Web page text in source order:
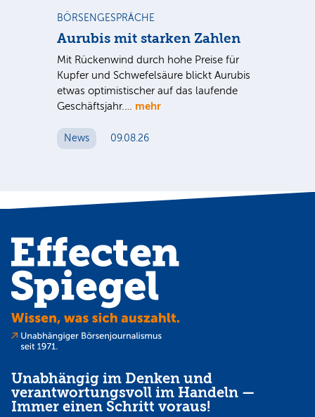
BÖRSENGESPRÄCHE
Aurubis mit starken Zahlen
Mit Rückenwind durch hohe Preise für
Kupfer und Schwefelsäure blickt Aurubis
etwas optimistischer auf das laufende
Geschäftsjahr.… mehr
News 09.08.26
Unabhängig im Denken und
verantwortungsvoll im Handeln —
Immer einen Schritt voraus!